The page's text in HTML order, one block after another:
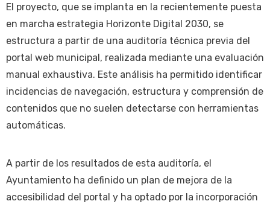
El proyecto, que se implanta en la recientemente puesta
en marcha estrategia Horizonte Digital 2030, se
estructura a partir de una auditoría técnica previa del
portal web municipal, realizada mediante una evaluación
manual exhaustiva. Este análisis ha permitido identificar
incidencias de navegación, estructura y comprensión de
contenidos que no suelen detectarse con herramientas
automáticas.
A partir de los resultados de esta auditoría, el
Ayuntamiento ha definido un plan de mejora de la
accesibilidad del portal y ha optado por la incorporación